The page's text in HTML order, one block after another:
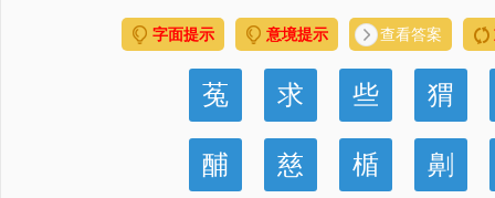
字面提示 意境提示 查看答案
菟 求 些 猬
酺 慈 楯 劓